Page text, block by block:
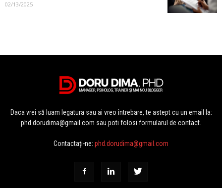
02/13/2025
Daca vrei să luam legatura sau ai vreo întrebare, te astept cu un email la:
phd.dorudima@gmail.com sau poti folosi formularul de contact.
Contactați-ne: phd.dorudima@gmail.com